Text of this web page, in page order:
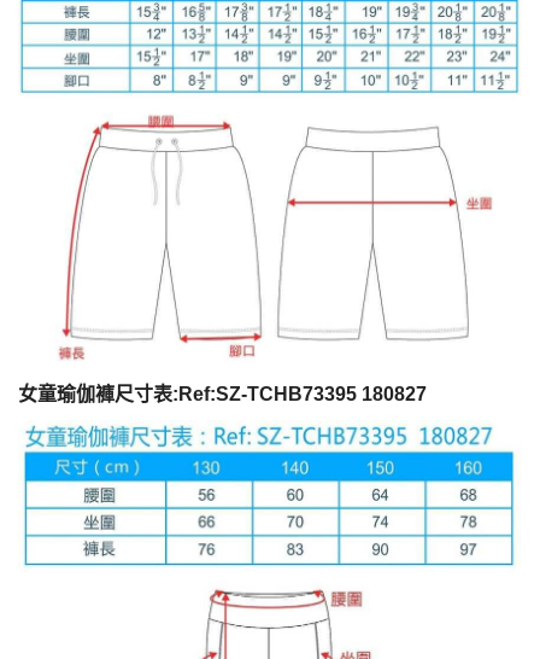
女童瑜伽褲尺寸表:Ref:SZ-TCHB73395 180827